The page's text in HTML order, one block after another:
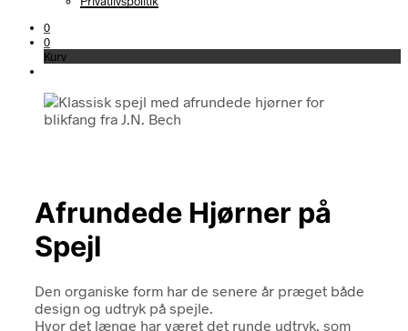
0
0
Kurv
Afrundede Hjørner på
Spejl
Den organiske form har de senere år præget både
design og udtryk på spejle.
Hvor det længe har været det runde udtryk, som